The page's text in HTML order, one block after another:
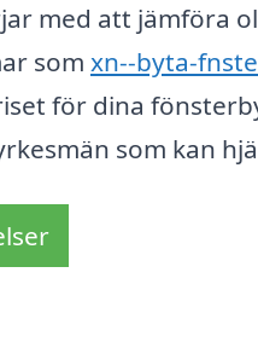
med att jämföra
som xn--byta-
för dina
som kan